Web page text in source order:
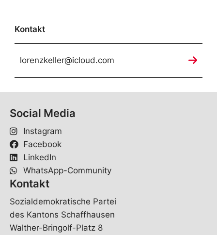
Kontakt
lorenzkeller@icloud.com
Social Media
Instagram
Facebook
LinkedIn
WhatsApp-Community
Kontakt
Sozialdemokratische Partei
des Kantons Schaffhausen
Walther-Bringolf-Platz 8